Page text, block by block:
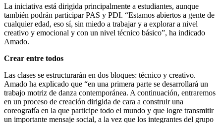
La iniciativa está dirigida principalmente a estudiantes, aunque
también podrán participar PAS y PDI. “Estamos abiertos a gente de
cualquier edad, eso sí, sin miedo a trabajar y a explorar a nivel
creativo y emocional y con un nivel técnico básico”, ha indicado
Amado.
Crear entre todos
Las clases se estructurarán en dos bloques: técnico y creativo.
Amado ha explicado que “en una primera parte se desarrollará un
trabajo motriz de danza contemporánea. A continuación, entraremos
en un proceso de creación dirigida de cara a construir una
coreografía en la que participe todo el mundo y que logre transmitir
un importante mensaje social, a la vez que los integrantes del grupo